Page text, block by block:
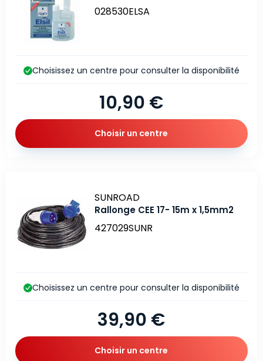
028530ELSA
10,90 €
Choisissez un centre pour consulter la disponibilité
Choisir un centre
Marque
SUNROAD
Rallonge CEE 17- 15m x 1,5mm2
427029SUNR
39,90 €
Choisissez un centre pour consulter la disponibilité
Choisir un centre